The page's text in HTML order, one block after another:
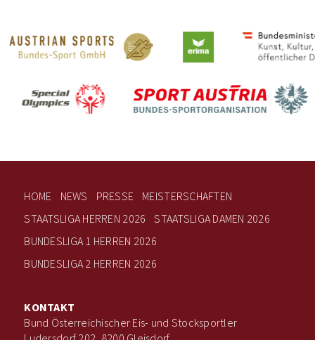
HOME NEWS PRESSE
MEISTERSCHAFTEN
STAATSLIGA HERREN 2026
STAATSLIGA DAMEN 2026
BUNDESLIGA 1 HERREN 2026
BUNDESLIGA 2 HERREN 2026
KONTAKT
Bund Österreichischer Eis- und Stocksportler